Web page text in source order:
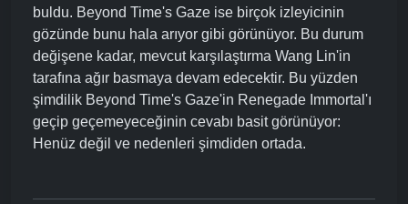
buldu. Beyond Time's Gaze ise birçok izleyicinin
gözünde bunu hala arıyor gibi görünüyor. Bu durum
değişene kadar, mevcut karşılaştırma Wang Lin'in
tarafına ağır basmaya devam edecektir. Bu yüzden
şimdilik Beyond Time's Gaze'in Renegade Immortal'ı
geçip geçemeyeceğinin cevabı basit görünüyor:
Henüz değil ve nedenleri şimdiden ortada.